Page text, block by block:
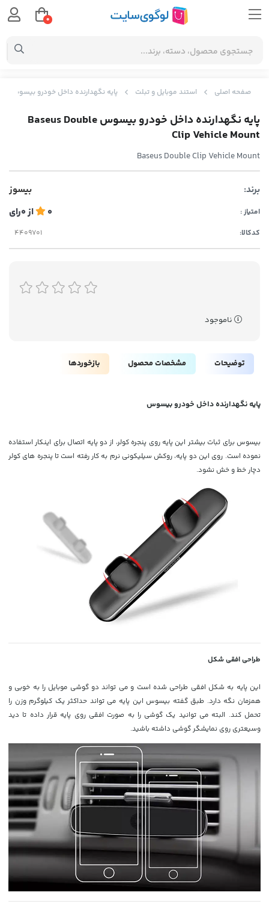
صفحه اصلی استند موبایل و تبلت پایه نگهدارنده داخل خودرو بیسوس Baseus Double Clip Vehicle Mount
پایه نگهدارنده داخل خودرو بیسوس Baseus Double
Clip Vehicle Mount
Baseus Double Clip Vehicle Mount
برند: بیسوز
امتیاز : 0 از0رای
کدکالا:
ناموجود
توضیحات مشخصات محصول بازخوردها
پایه نگهدارنده داخل خودرو بیسوس
بیسوس برای ثبات بیشتر این پایه روی پنجره کولر، از دو پایه اتصال برای اینکار استفاده
نموده است. روی این دو پایه، روکش سیلیکونی نرم به کار رفته است تا پنجره های کولر
دچار خط و خش نشود.
طراحی افقی شکل
این پایه به شکل افقی طراحی شده است و می تواند دو گوشی موبایل را به خوبی و
همزمان نگه دارد. طبق گفته بیسوس این پایه می تواند حداکثر یک کیلوگرم وزن را
تحمل کند. البته می توانید یک گوشی را به صورت افقی روی پایه قرار داده تا دید
وسیعتری روی نمایشگر گوشی داشته باشید.
0